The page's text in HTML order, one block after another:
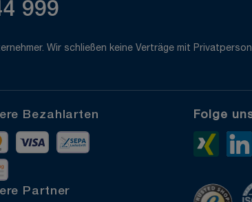
999
Wir schließen keine Verträge mit
Bezahlarten
MastercardVisa Vorkasse
Rechnung
Partner
Folge
Xing>